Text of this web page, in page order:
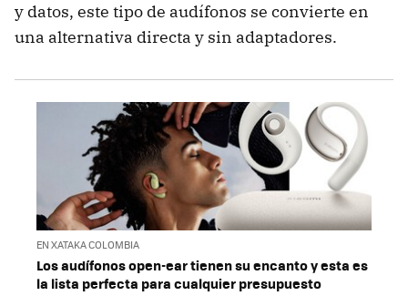
y datos, este tipo de audífonos se convierte en
una alternativa directa y sin adaptadores.
EN XATAKA COLOMBIA
Los audífonos open-ear tienen su encanto y esta es
la lista perfecta para cualquier presupuesto